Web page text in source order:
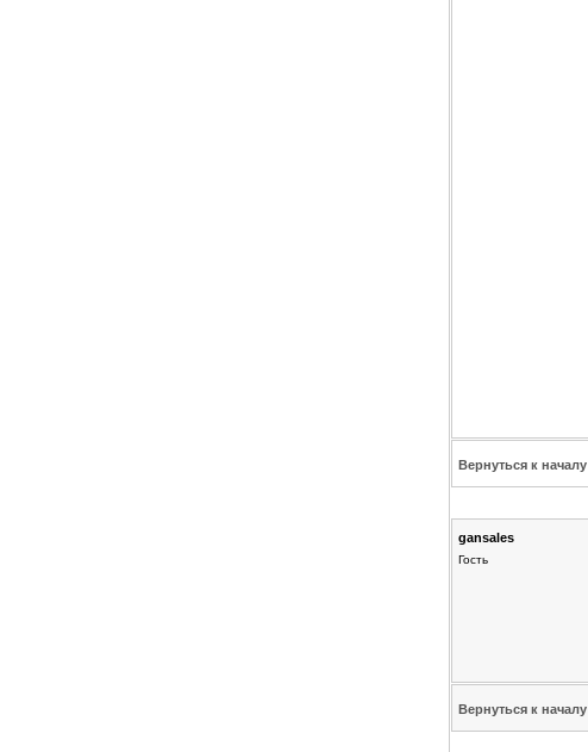
Вернуться к началу
gansales
Гость
Вернуться к началу